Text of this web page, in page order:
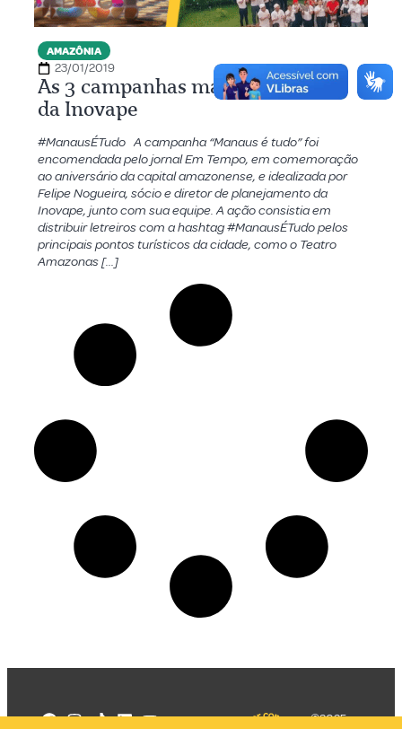
AMAZÔNIA
23/01/2019
As 3 campanhas mais marcantes
da Inovape
#ManausÉTudo A campanha “Manaus é tudo” foi
encomendada pelo jornal Em Tempo, em comemoração
ao aniversário da capital amazonense, e idealizada por
Felipe Nogueira, sócio e diretor de planejamento da
Inovape, junto com sua equipe. A ação consistia em
distribuir letreiros com a hashtag #ManausÉTudo pelos
principais pontos turísticos da cidade, como o Teatro
Amazonas […]
©2025